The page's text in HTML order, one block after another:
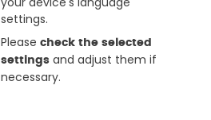
-75%
settings.
Please check the selected
settings and adjust them if
necessary.